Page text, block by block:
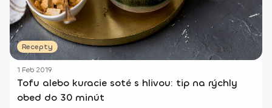
Recepty
1 Feb 2019
Tofu alebo kuracie soté s hlivou: tip na rýchly
obed do 30 minút